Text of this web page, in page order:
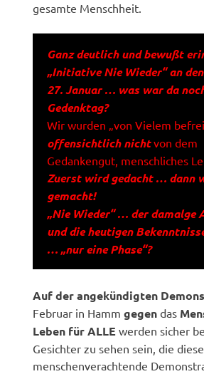
gesamte Menschheit.
Ganz deutlich und bewußt
„Initiative Nie Wieder“ an den
27. Januar … was war da
Gedenktag?
Wir wurden „von Vielem
offensichtlich nichtvon dem
Gedankengut, menschliches
Zuerst wird gedacht … dann
gemacht!
„Nie Wieder“ … der damalge
und die heutigen
… „nur eine Phase“?
Auf der angekündigten
Februar in Hammgegen das
Leben für ALLE werden sicher
Gesichter zu sehen sein, die diese
menschenverachtende